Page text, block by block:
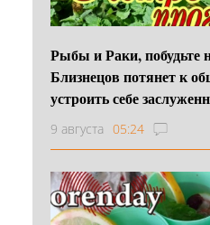
Рыбы и Раки, побудьте
Близнецов потянет к
устроить себе
9 августа 05:24